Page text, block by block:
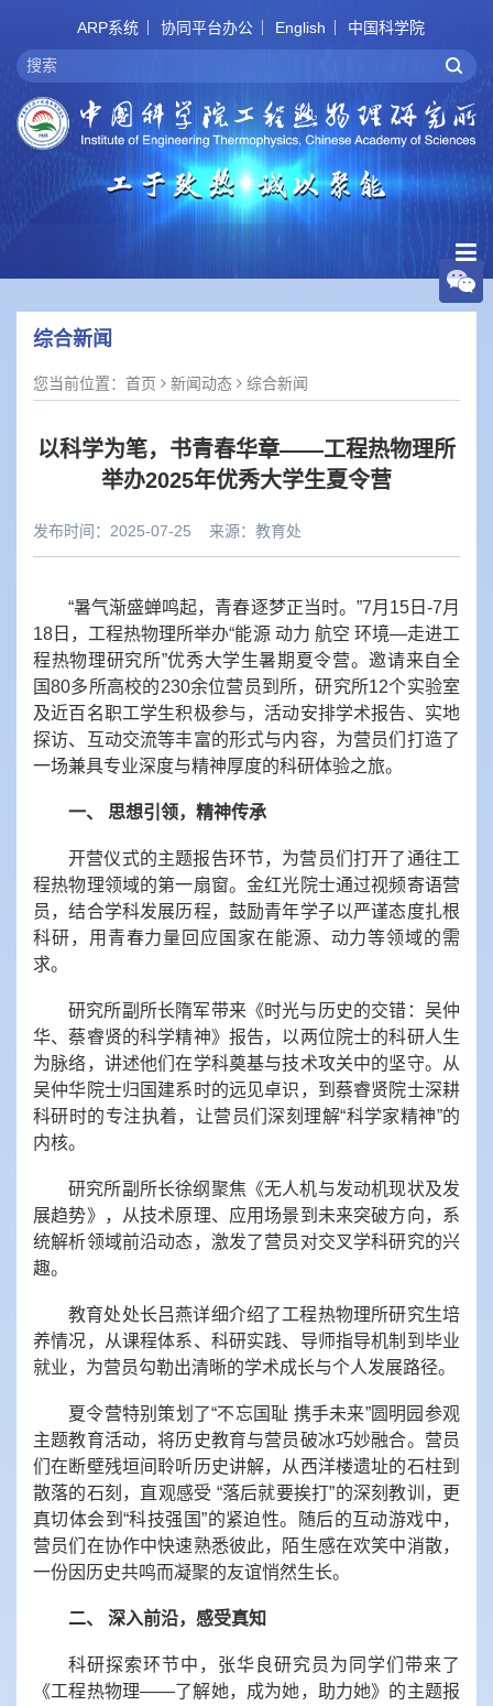
ARP系统 协同平台办公 English 中国科学院
综合新闻
您当前位置： 首页 新闻动态 综合新闻
以科学为笔，书青春华章——工程热物理所
举办2025年优秀大学生夏令营
发布时间：2025-07-25 来源： 教育处
“暑气渐盛蝉鸣起，青春逐梦正当时。”7月15日-7月
18日，工程热物理所举办“能源 动力 航空 环境—走进工
程热物理研究所”优秀大学生暑期夏令营。邀请来自全
国80多所高校的230余位营员到所，研究所12个实验室
及近百名职工学生积极参与，活动安排学术报告、实地
探访、互动交流等丰富的形式与内容，为营员们打造了
一场兼具专业深度与精神厚度的科研体验之旅。
一、 思想引领，精神传承
开营仪式的主题报告环节，为营员们打开了通往工
程热物理领域的第一扇窗。金红光院士通过视频寄语营
员，结合学科发展历程，鼓励青年学子以严谨态度扎根
科研，用青春力量回应国家在能源、动力等领域的需
求。
研究所副所长隋军带来《时光与历史的交错：吴仲
华、蔡睿贤的科学精神》报告，以两位院士的科研人生
为脉络，讲述他们在学科奠基与技术攻关中的坚守。从
吴仲华院士归国建系时的远见卓识，到蔡睿贤院士深耕
科研时的专注执着，让营员们深刻理解“科学家精神”的
内核。
研究所副所长徐纲聚焦《无人机与发动机现状及发
展趋势》，从技术原理、应用场景到未来突破方向，系
统解析领域前沿动态，激发了营员对交叉学科研究的兴
趣。
教育处处长吕燕详细介绍了工程热物理所研究生培
养情况，从课程体系、科研实践、导师指导机制到毕业
就业，为营员勾勒出清晰的学术成长与个人发展路径。
夏令营特别策划了“不忘国耻 携手未来”圆明园参观
主题教育活动，将历史教育与营员破冰巧妙融合。营员
们在断壁残垣间聆听历史讲解，从西洋楼遗址的石柱到
散落的石刻，直观感受 “落后就要挨打”的深刻教训，更
真切体会到“科技强国”的紧迫性。随后的互动游戏中，
营员们在协作中快速熟悉彼此，陌生感在欢笑中消散，
一份因历史共鸣而凝聚的友谊悄然生长。
二、 深入前沿，感受真知
科研探索环节中，张华良研究员为同学们带来了
《工程热物理——了解她，成为她，助力她》的主题报